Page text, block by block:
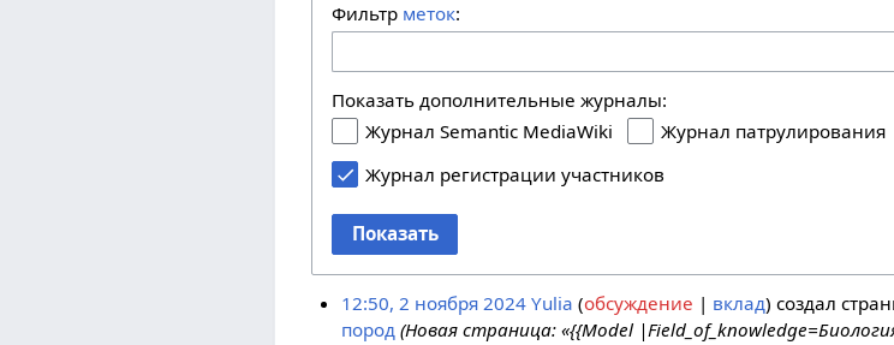
Фильтр меток:
Показать дополнительные журналы:
Журнал Semantic MediaWiki
Журнал патрулирования
Журнал регистрации участников
Показать
12:50, 2 ноября 2024 Yulia обсуждение вклад создал
пород (Новая страница: «{{Model